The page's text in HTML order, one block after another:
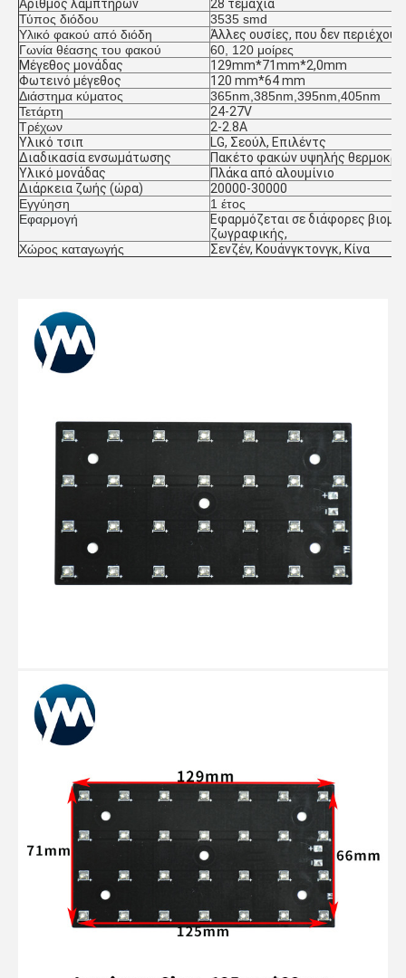
Αριθμός λαμπτήρων
28 τεμάχια
Τύπος διόδου
3535 smd
Υλικό φακού από διόδη
Άλλες ουσίες, που δεν περιέχουν
Γωνία θέασης του φακού
60, 120 μοίρες
Μέγεθος μονάδας
129mm*71mm*2,0mm
Φωτεινό μέγεθος
120 mm*64 mm
Διάστημα κύματος
365nm,385nm,395nm,405nm
Τετάρτη
24-27V
Τρέχων
2-2.8Α
Υλικό τσιπ
LG, Σεούλ, Επιλέντς
Διαδικασία ενσωμάτωσης
Πακέτο φακών υψηλής
Υλικό μονάδας
Πλάκα από αλουμίνιο
Διάρκεια ζωής (ώρα)
20000-30000
Εγγύηση
1 έτος
Εφαρμογή
Εφαρμόζεται σε διάφορες
ζωγραφικής,
Χώρος καταγωγής
Σενζέν, Κουάνγκτονγκ, Κίνα